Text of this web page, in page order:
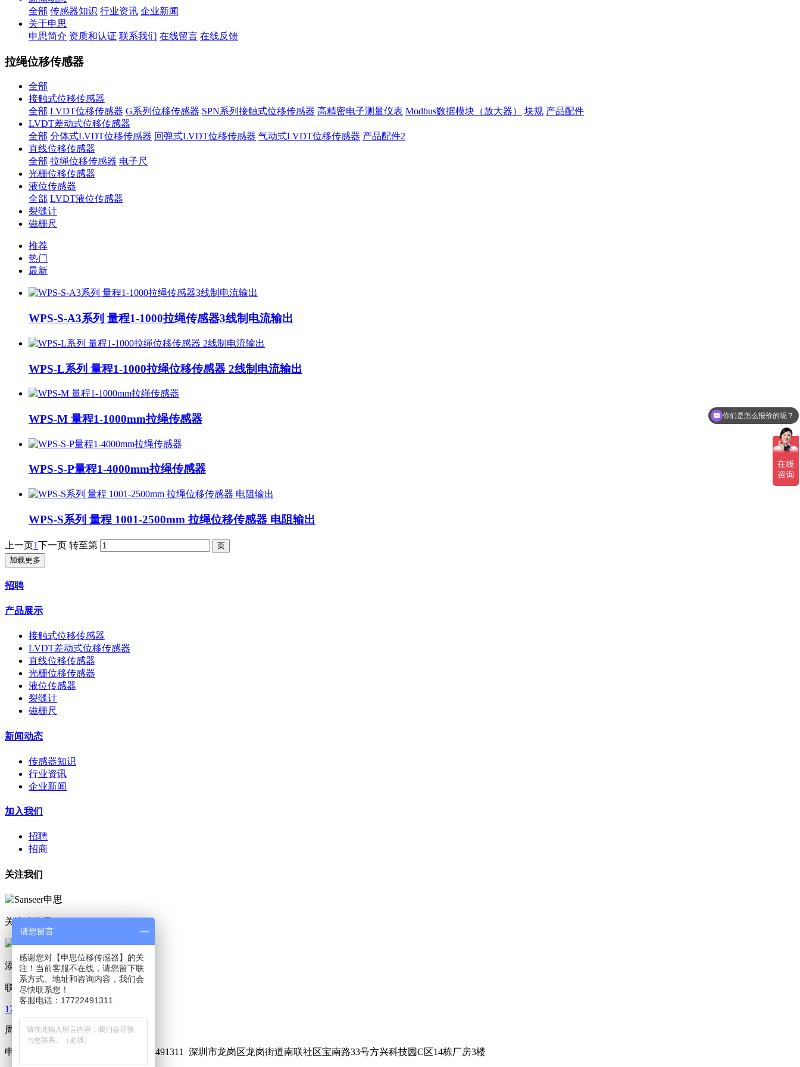
全部 传感器知识 行业资讯 企业新闻
关于申思
申思简介 资质和认证 联系我们 在线留言 在线反馈
拉绳位移传感器
全部
接触式位移传感器
全部 LVDT位移传感器 G系列位移传感器 SPN系列接触式位移传感器 高精密电子测量仪表 Modbus数据模块（放大器） 块规 产品配件
LVDT差动式位移传感器
全部 分体式LVDT位移传感器 回弹式LVDT位移传感器 气动式LVDT位移传感器 产品配件2
直线位移传感器
全部 拉绳位移传感器 电子尺
光栅位移传感器
液位传感器
全部 LVDT液位传感器
裂缝计
磁栅尺
推荐
热门
最新
WPS-S-A3系列 量程1-1000拉绳传感器3线制电流输出
WPS-L系列 量程1-1000拉绳位移传感器 2线制电流输出
WPS-M 量程1-1000mm拉绳传感器
WPS-S-P量程1-4000mm拉绳传感器
WPS-S系列 量程 1001-2500mm 拉绳位移传感器 电阻输出
上一页1下一页 转至第
加载更多
招聘
产品展示
接触式位移传感器
LVDT差动式位移传感器
直线位移传感器
光栅位移传感器
液位传感器
裂缝计
磁栅尺
新闻动态
传感器知识
行业资讯
企业新闻
加入我们
招聘
招商
关注我们
关注公众号
添加小程序
联系我们
17722491311
周一至周六 07:00-22:00
申思测控 版权所有 2015-2024 17722491311 深圳市龙岗区龙岗街道南联社区宝南路33号方兴科技园C区14栋厂房3楼
你们是怎么报价的呢？
请您留言
感谢您对【申思位移传感器】的关
注！当前客服不在线，请您留下联
系方式、地址和咨询内容，我们会
尽快联系您！
客服电话：17722491311